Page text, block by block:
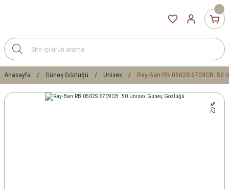
Anasayfa Güneş Gözlüğü Unisex Ray-Ban RB 0502S 6709CB .50
%42